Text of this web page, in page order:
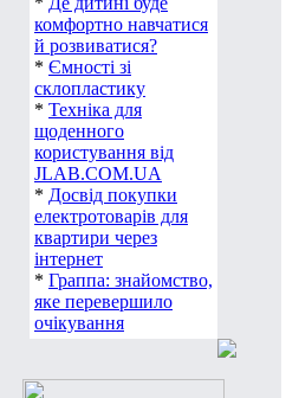
комфортно навчатися
й розвиватися?
* Ємності зі
склопластику
* Техніка для
щоденного
користування від
JLAB.COM.UA
* Досвід покупки
електротоварів для
квартири через
інтернет
* Граппа: знайомство,
яке перевершило
очікування